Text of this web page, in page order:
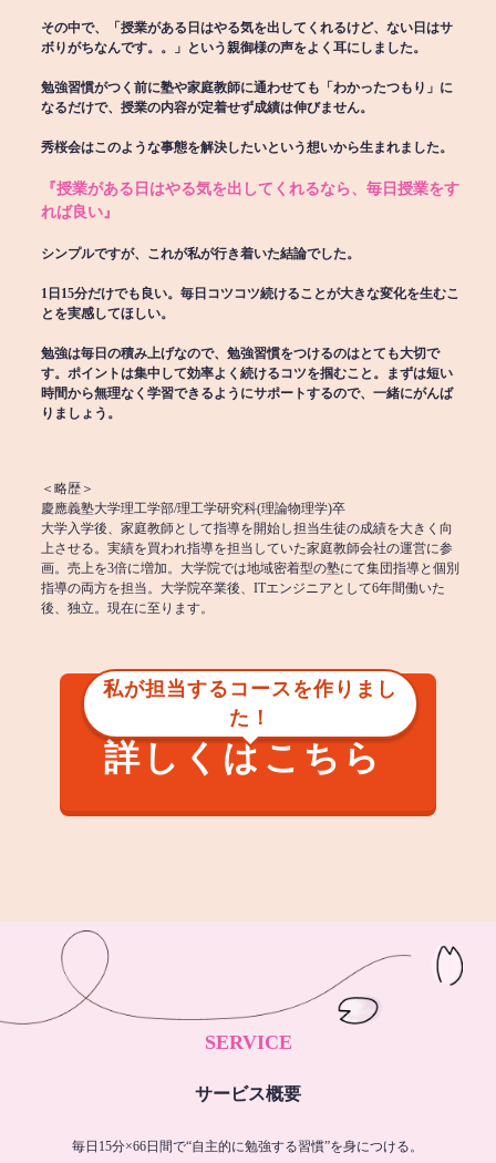
その中で、「授業がある日はやる気を出してくれるけど、ない日はサ
ボりがちなんです。。」という親御様の声をよく耳にしました。
勉強習慣がつく前に塾や家庭教師に通わせても「わかったつもり」に
なるだけで、授業の内容が定着せず成績は伸びません。
秀桜会はこのような事態を解決したいという想いから生まれました。
『授業がある日はやる気を出してくれるなら、毎日授業をす
れば良い』
シンプルですが、これが私が行き着いた結論でした。
1日15分だけでも良い。毎日コツコツ続けることが大きな変化を生むこ
とを実感してほしい。
勉強は毎日の積み上げなので、勉強習慣をつけるのはとても大切で
す。ポイントは集中して効率よく続けるコツを掴むこと。まずは短い
時間から無理なく学習できるようにサポートするので、一緒にがんば
りましょう。
＜略歴＞
慶應義塾大学理工学部/理工学研究科(理論物理学)卒
大学入学後、家庭教師として指導を開始し担当生徒の成績を大きく向
上させる。実績を買われ指導を担当していた家庭教師会社の運営に参
画。売上を3倍に増加。大学院では地域密着型の塾にて集団指導と個別
指導の両方を担当。大学院卒業後、ITエンジニアとして6年間働いた
後、独立。現在に至ります。
私が担当するコースを作りまし
た！
詳しくはこちら
SERVICE
サービス概要
毎日15分×66日間で“自主的に勉強する習慣”を身につける。